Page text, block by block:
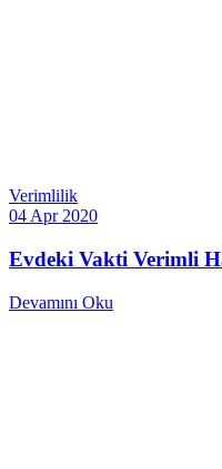
Verimlilik
04 Apr 2020
Evdeki Vakti Verimli
Devamını Oku